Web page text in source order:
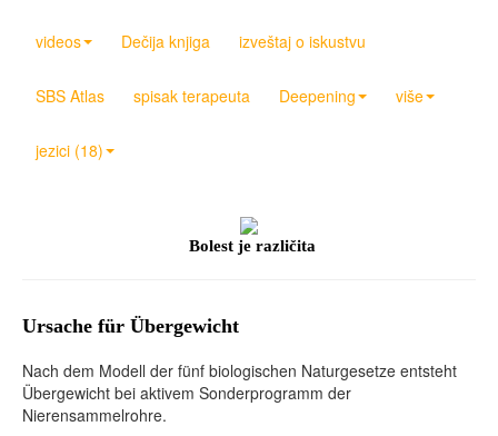
videos Dečija knjiga izveštaj o iskustvu
SBS Atlas spisak terapeuta Deepening više
jezici (18)
Bolest je različita
Ursache für Übergewicht
Nach dem Modell der fünf biologischen Naturgesetze entsteht
Übergewicht bei aktivem Sonderprogramm der
Nierensammelrohre.